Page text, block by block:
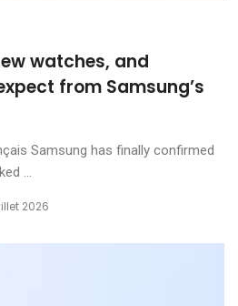
watches, and
from Samsung’s
Samsung has finally confirmed
...
2026